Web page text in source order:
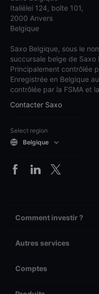
Italiëlei 124, boîte 101,
2000 Anvers
Belgique
Saxo Belgique, sous le
succursale belge de Saxo
Principalement contrôlée
Enregistrée en Belgique
contrôlée par la FSMA et
Contacter Saxo
Select region
Belgique
Comment investir ?
Autres services
Comptes